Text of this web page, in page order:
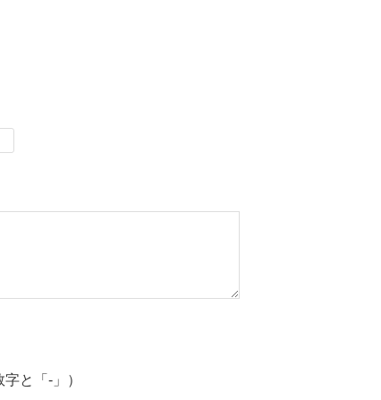
字と「-」）